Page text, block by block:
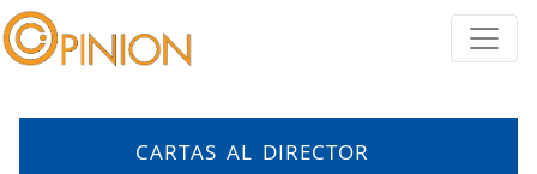
CARTAS AL DIRECTOR